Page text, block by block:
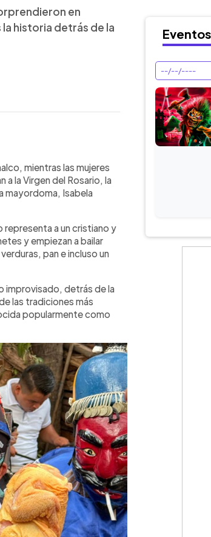
en
historia detrás de la
dos
como gracejos,
otros alimentos
parte de la
la gente. La tradición
historiantes,
400 años y que
durante la
mientras las mujeres
a la Virgen del Rosario, la
mayordoma, Isabela
a un cristiano y
y empiezan a bailar
pan e incluso un
improvisado, detrás de la
las tradiciones más
popularmente como
Eventos